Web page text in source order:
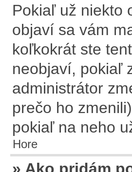
Pokiaľ už niekto
objaví sa vám
koľkokrát ste
neobjaví, pokiaľ
administrátor
prečo ho
pokiaľ na neho
Hore